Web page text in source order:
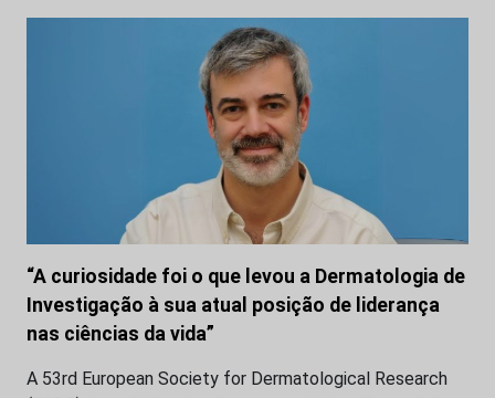
“A curiosidade foi o que levou a Dermatologia de
Investigação à sua atual posição de liderança
nas ciências da vida”
A 53rd European Society for Dermatological Research